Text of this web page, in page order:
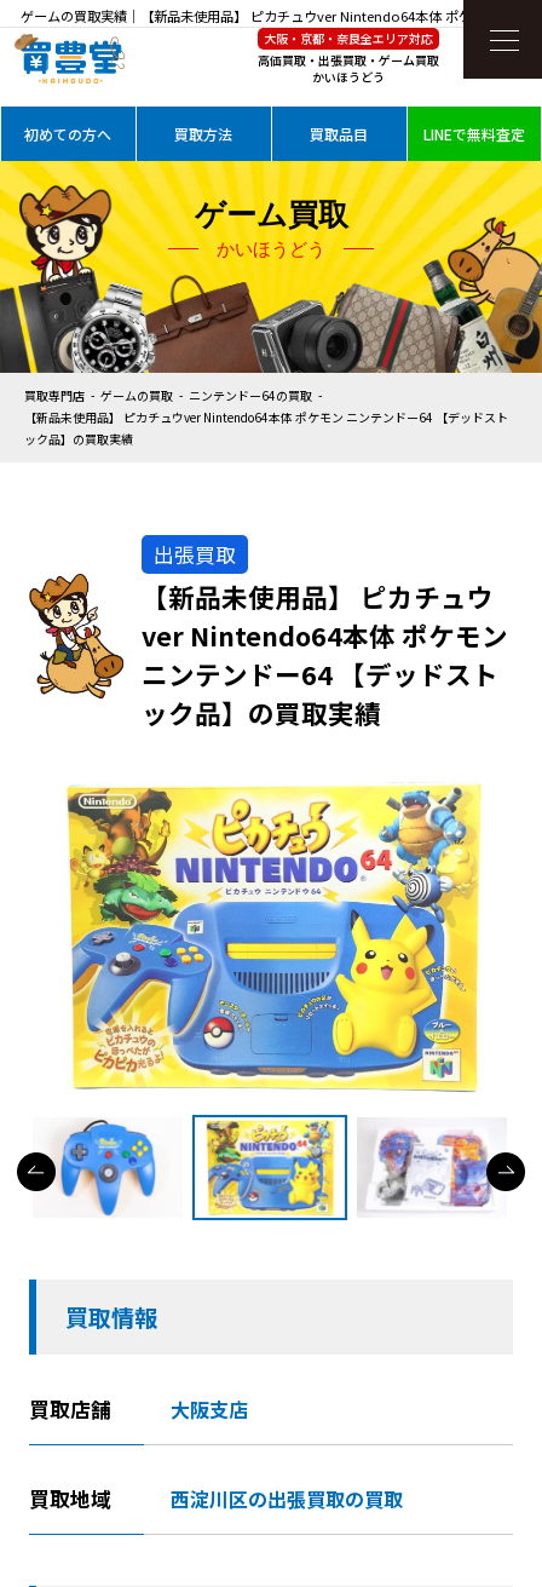
ゲームの買取実績｜【新品未使用品】 ピカチュウver Nintendo64本体 ポケモン ニンテ
ンドー64 【デッドストック品】を高価買取大阪・京都・奈良全エリア対応
高価買取・出張買取・ゲーム買取
かいほうどう
初めての方へ 買取方法 買取品目 LINEで無料査定
ゲーム買取
かいほうどう
買取専門店 ゲームの買取
ニンテンドー64の買取
【新品未使用品】 ピカチュウver Nintendo64本体 ポケモン ニンテンドー64 【デッドスト
ック品】の買取実績
出張買取
【新品未使用品】 ピカチュウ
ver Nintendo64本体 ポケモン
ニンテンドー64 【デッドスト
ック品】の買取実績
買取情報
買取店舗 大阪支店
買取地域 西淀川区の出張買取の買取